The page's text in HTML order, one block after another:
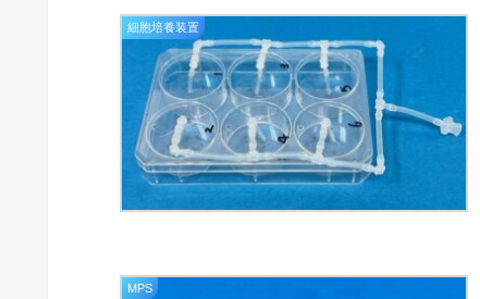
細胞培養装置
MPS